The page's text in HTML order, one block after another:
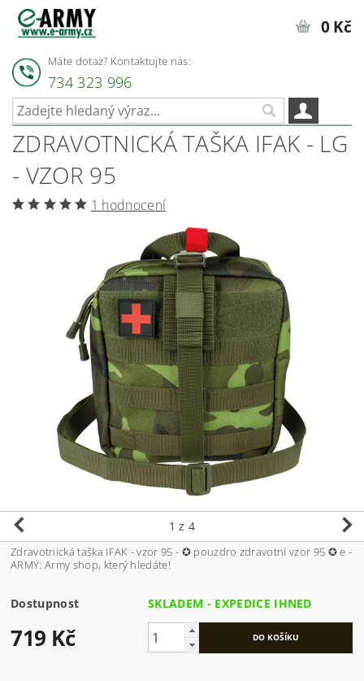
Máte dotaz? Kontaktujte nás:
734 323 996
0 Kč
ZDRAVOTNICKÁ TAŠKA IFAK - LG
- VZOR 95
1 hodnocení
1 z 4
Zdravotnická taška IFAK - vzor 95 - ✪ pouzdro zdravotní vzor 95 ✪ e -
ARMY: Army shop, který hledáte!
Dostupnost SKLADEM - EXPEDICE IHNED
719 Kč